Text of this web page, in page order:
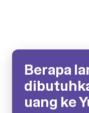
Berapa
uang ke